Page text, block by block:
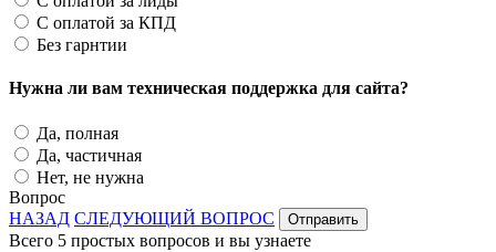
С оплатой за КПД
Без гарнтии
Нужна ли вам техническая поддержка для сайта?
Да, полная
Да, частичная
Нет, не нужна
Вопрос
НАЗАД СЛЕДУЮЩИЙ ВОПРОС Отправить
Всего 5 простых вопросов и вы узнаете